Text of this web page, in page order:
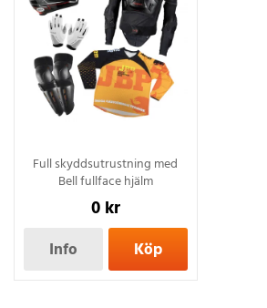
Full skyddsutrustning med
Bell fullface hjälm
0 kr
Info Köp